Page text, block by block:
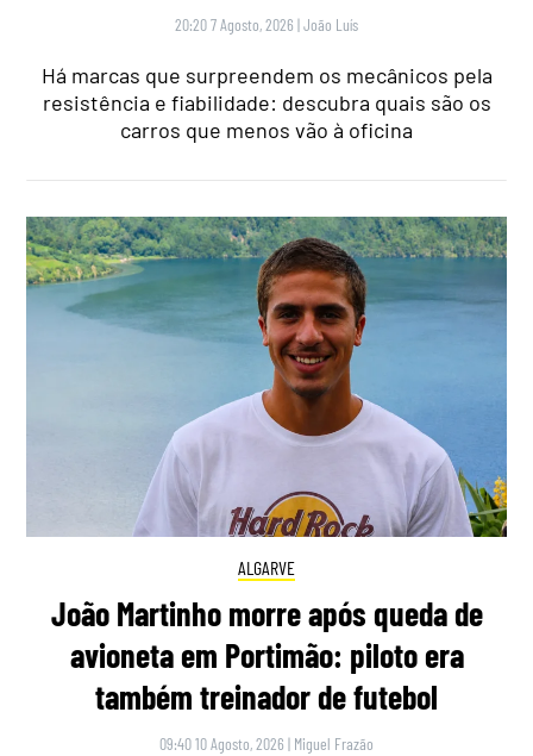
20:20 7 Agosto, 2026 |João Luís
Há marcas que surpreendem os mecânicos pela
resistência e fiabilidade: descubra quais são os
carros que menos vão à oficina
ALGARVE
João Martinho morre após queda de
avioneta em Portimão: piloto era
também treinador de futebol
09:40 10 Agosto, 2026 | Miguel Frazão